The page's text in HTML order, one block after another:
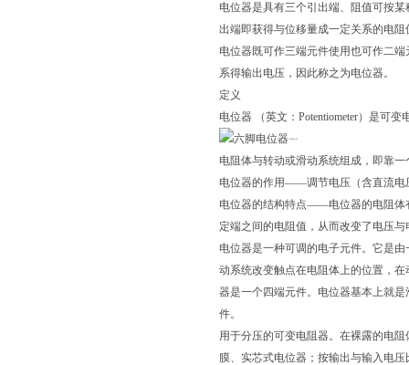
电位器是具有三个引出端、阻值可按
出端即获得与位移量成一定关系的电阻
电位器既可作三端元件使用也可作二
系得输出电压，因此称之为电位器。
定义
电位器 （英文：Potentiometer）是可
电阻体与转动或滑动系统组成，即靠
电位器的作用——调节电压（含直流电
电位器的结构特点——电位器的电阻体
定端之间的电阻值，从而改变了电压与
电位器是一种可调的电子元件。它是
动系统改变触点在电阻体上的位置，
器是一个四端元件。电位器基本上就
件。
用于分压的可变电阻器。在裸露的电
膜、实芯式电位器；按输出与输入电